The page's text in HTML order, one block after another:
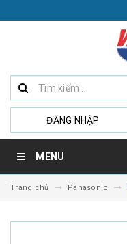
ĐĂNG NHẬP
MENU
Trang chủ Panasonic